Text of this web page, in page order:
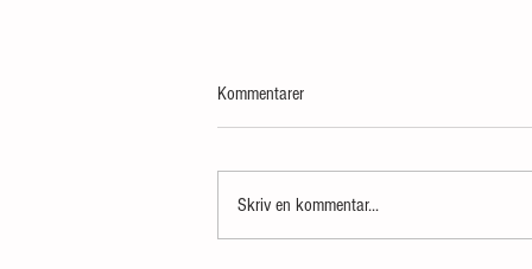
Áfangar 9, 17 og svo koma jól
Kommentarer
Skriv en kommentar...